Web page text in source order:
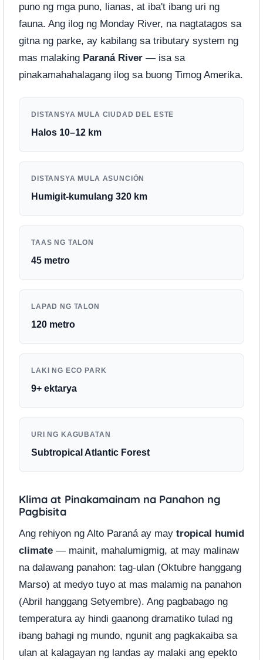
puno ng mga puno, lianas, at iba't ibang uri ng
fauna. Ang ilog ng Monday River, na nagtatagos sa
gitna ng parke, ay kabilang sa tributary system ng
mas malaking Paraná River — isa sa
pinakamahahalagang ilog sa buong Timog Amerika.
DISTANSYA MULA CIUDAD DEL ESTE
Halos 10–12 km
DISTANSYA MULA ASUNCIÓN
Humigit-kumulang 320 km
TAAS NG TALON
45 metro
LAPAD NG TALON
120 metro
LAKI NG ECO PARK
9+ ektarya
URI NG KAGUBATAN
Subtropical Atlantic Forest
Klima at Pinakamainam na Panahon ng
Pagbisita
Ang rehiyon ng Alto Paraná ay may tropical humid
climate — mainit, mahalumigmig, at may malinaw
na dalawang panahon: tag-ulan (Oktubre hanggang
Marso) at medyo tuyo at mas malamig na panahon
(Abril hanggang Setyembre). Ang pagbabago ng
temperatura ay hindi gaanong dramatiko tulad ng
ibang bahagi ng mundo, ngunit ang pagkakaiba sa
ulan at kalagayan ng landas ay malaki ang epekto